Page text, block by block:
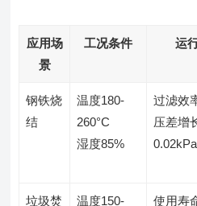
应用场
景
工况条件 运
钢铁烧
结
温度180-
260°C
湿度85%
过滤效
压差增
垃圾焚
温度150-
使用寿